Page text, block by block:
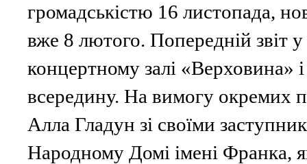
громадськістю 16 листопада,
вже 8 лютого. Попередній звіт
концертному залі «Верховина»
всередину. На вимогу окремих
Алла Гладун зі своїми
Народному Домі імені Франка,